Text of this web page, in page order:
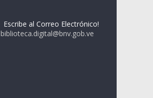
Escribe al Correo Electrónico!
biblioteca.digital@bnv.gob.ve